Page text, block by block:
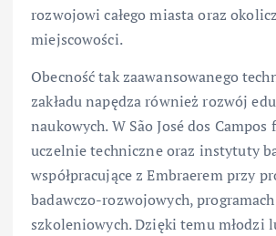
rozwojowi całego miasta oraz
miejscowości.
Obecność tak zaawansowanego
zakładu napędza również rozwój
naukowych. W São José dos
uczelnie techniczne oraz instytuty
współpracujące z Embraerem przy
badawczo-rozwojowych,
szkoleniowych. Dzięki temu młodzi